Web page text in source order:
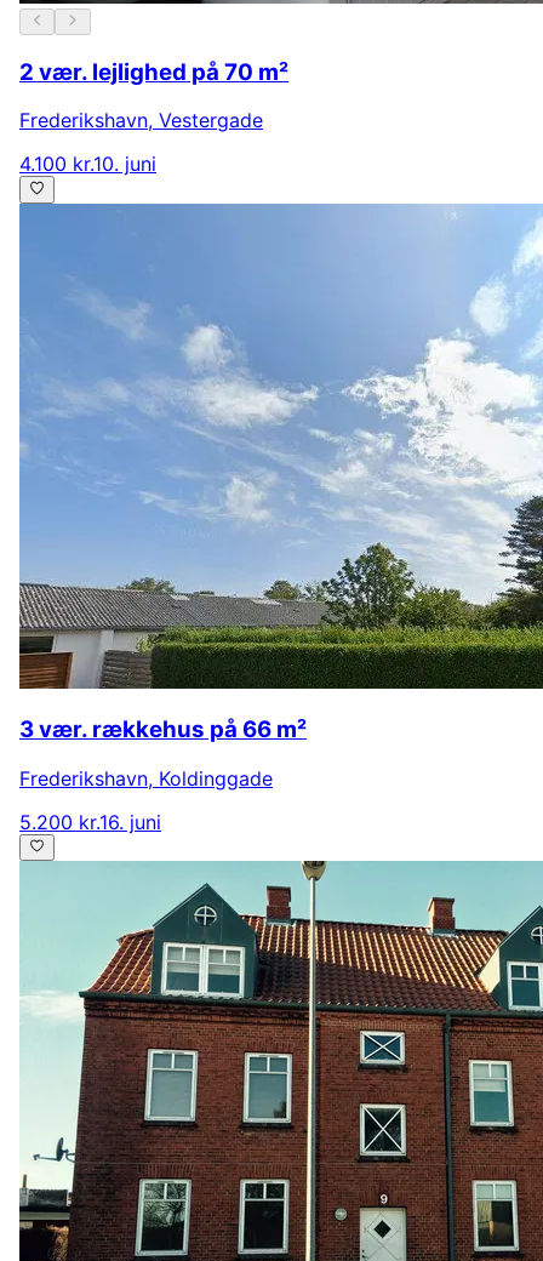
2 vær. lejlighed på 70 m²
Frederikshavn, Vestergade
4.100 kr.10. juni
3 vær. rækkehus på 66 m²
Frederikshavn, Koldinggade
5.200 kr.16. juni